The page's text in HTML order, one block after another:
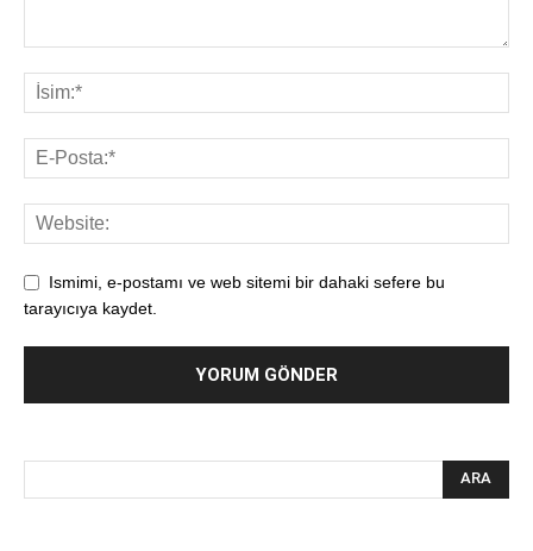
Ismimi, e-postamı ve web sitemi bir dahaki sefere bu
tarayıcıya kaydet.